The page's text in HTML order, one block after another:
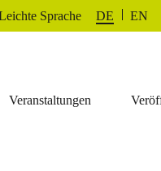
DE EN
Sprache
Veranstaltungen